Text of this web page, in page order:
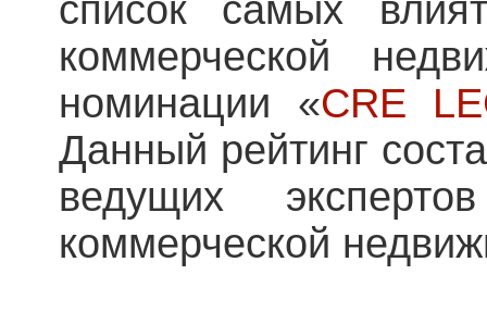
список самых
коммерческой
номинации «CRE
Данный рейтинг
ведущих
коммерческой